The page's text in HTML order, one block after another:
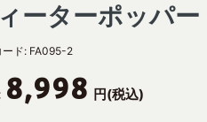
ーターポッパ
ード: FA095-2
8,998 円(税込)